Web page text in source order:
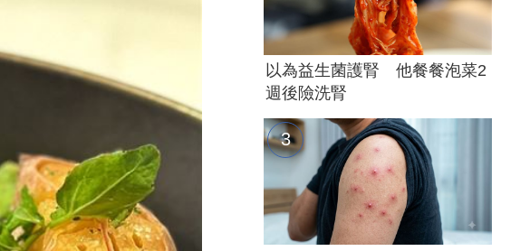
以為益生菌護腎 他餐餐泡菜2
週後險洗腎